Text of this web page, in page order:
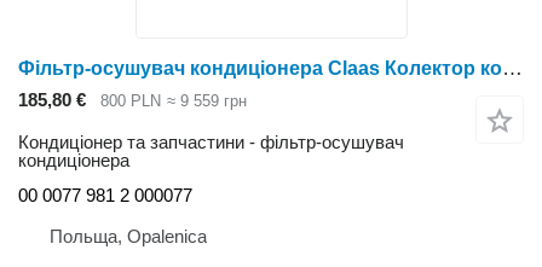
Фільтр-осушувач кондиціонера Claas Колектор кондиціонера Jaguar 820 840 860 00 0077 981 2 000077 до кормозбирального комбайна Claas Jaguar 820 840 860
185,80 € 800 PLN ≈ 9 559 грн
Кондиціонер та запчастини - фільтр-осушувач
кондиціонера
00 0077 981 2 000077
Польща, Opalenica